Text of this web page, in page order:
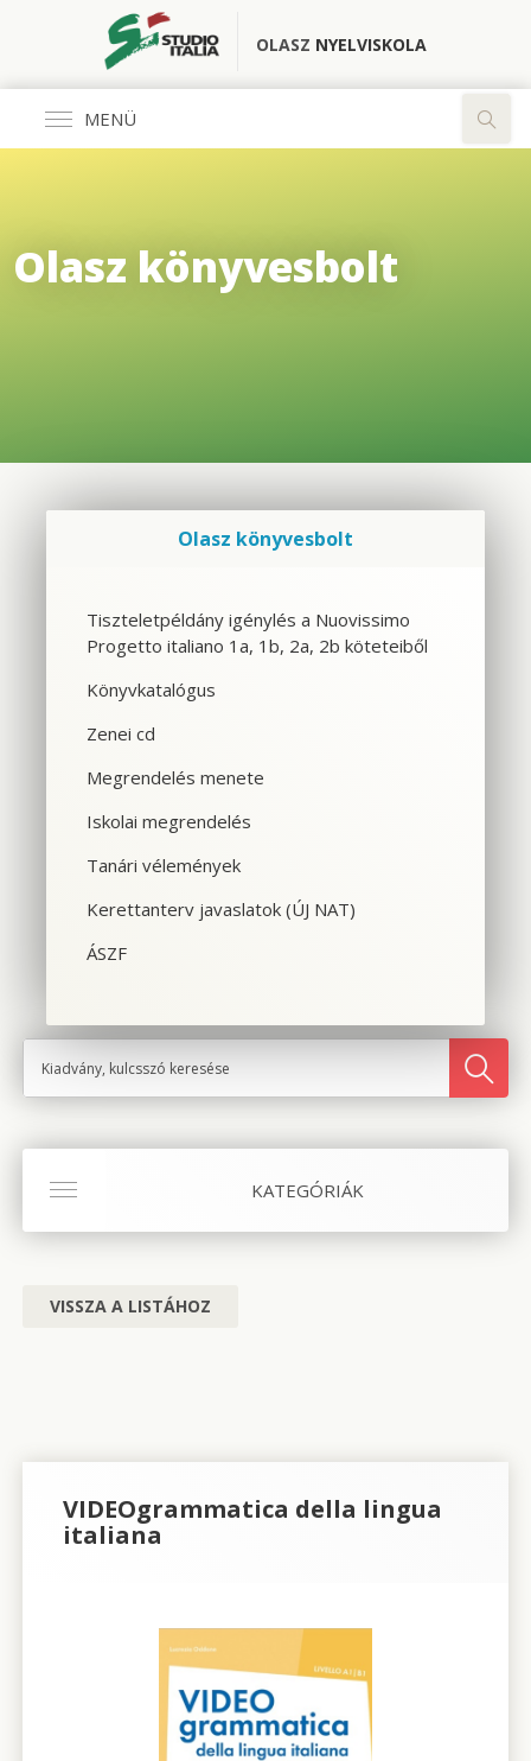
OLASZ NYELVISKOLA
MENÜ
CSOPORTOS NYELVTANFOLYAM
SPANYOL TANFOLYAM OLASZOSOKNAK
CILS NYELVVIZSGA
SZINTFELMÉRÉS
Olasz könyvesbolt
KATEGÓRIÁK
VISSZA A LISTÁHOZ
VIDEOgrammatica della lingua
italiana
Olasz könyvesbolt
Tiszteletpéldány igénylés a Nuovissimo
Progetto italiano 1a, 1b, 2a, 2b köteteiből
Könyvkatalógus
Zenei cd
Megrendelés menete
Iskolai megrendelés
Tanári vélemények
Kerettanterv javaslatok (ÚJ NAT)
ÁSZF